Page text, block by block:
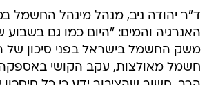
ד"ר יהודה ניב, מנהל מינהל החשמל
האנרגיה והמים: "היום כמו גם
משק החשמל בישראל בפני סיכון של
חשמל מאולצות, עקב הקושי באספקה